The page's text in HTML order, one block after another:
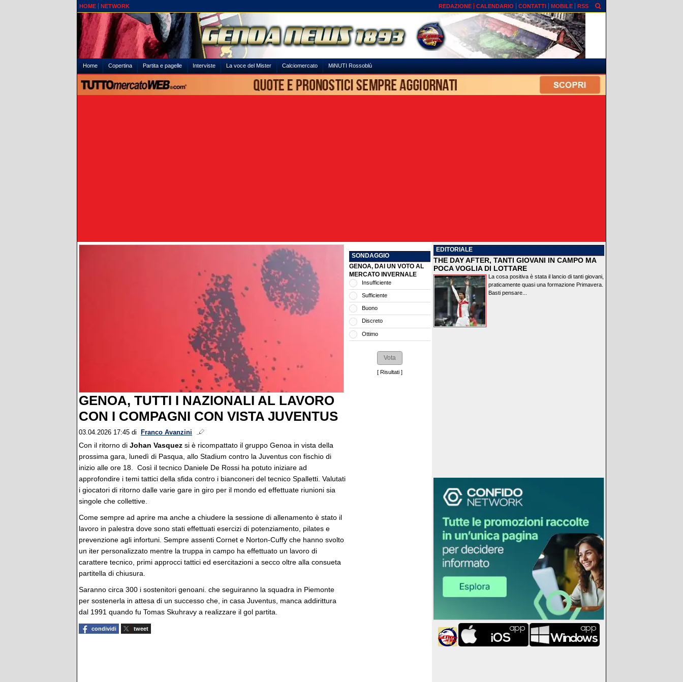
HOME NETWORK REDAZIONE CALENDARIO CONTATTI MOBILE RSS
Home Copertina Partita e pagelle Interviste La voce del Mister Calciomercato MiNUTI Rossoblù
GENOA, TUTTI I NAZIONALI AL LAVORO
CON I COMPAGNI CON VISTA JUVENTUS
03.04.2026 17:45 di Franco Avanzini
Con il ritorno di Johan Vasquez si è ricompattato il gruppo Genoa in vista della
prossima gara, lunedì di Pasqua, allo Stadium contro la Juventus con fischio di
inizio alle ore 18. Così il tecnico Daniele De Rossi ha potuto iniziare ad
approfondire i temi tattici della sfida contro i bianconeri del tecnico Spalletti. Valutati
i giocatori di ritorno dalle varie gare in giro per il mondo ed effettuate riunioni sia
singole che collettive.
Come sempre ad aprire ma anche a chiudere la sessione di allenamento è stato il
lavoro in palestra dove sono stati effettuati esercizi di potenziamento, pilates e
prevenzione agli infortuni. Sempre assenti Cornet e Norton-Cuffy che hanno svolto
un iter personalizzato mentre la truppa in campo ha effettuato un lavoro di
carattere tecnico, primi approcci tattici ed esercitazioni a secco oltre alla consueta
partitella di chiusura.
Saranno circa 300 i sostenitori genoani. che seguiranno la squadra in Piemonte
per sostenerla in attesa di un successo che, in casa Juventus, manca addirittura
dal 1991 quando fu Tomas Skuhravy a realizzare il gol partita.
condividi tweet
SONDAGGIO
GENOA, DAI UN VOTO AL
MERCATO INVERNALE
Insufficiente
Sufficiente
Buono
Discreto
Ottimo
[ Risultati ]
EDITORIALE
THE DAY AFTER, TANTI GIOVANI IN CAMPO MA
POCA VOGLIA DI LOTTARE
La cosa positiva è stata il lancio di tanti giovani,
praticamente quasi una formazione Primavera.
Basti pensare...